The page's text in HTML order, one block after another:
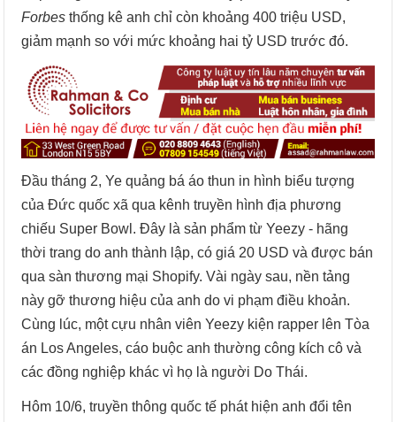
Forbesthống kê anh chỉ còn khoảng 400 triệu USD,
giảm mạnh so với mức khoảng hai tỷ USD trước đó.
Đầu tháng 2, Ye quảng bá áo thun in hình biểu tượng
của Đức quốc xã qua kênh truyền hình địa phương
chiếu Super Bowl. Đây là sản phẩm từ Yeezy - hãng
thời trang do anh thành lập, có giá 20 USD và được bán
qua sàn thương mại Shopify. Vài ngày sau, nền tảng
này gỡ thương hiệu của anh do vi phạm điều khoản.
Cùng lúc, một cựu nhân viên Yeezy kiện rapper lên Tòa
án Los Angeles, cáo buộc anh thường công kích cô và
các đồng nghiệp khác vì họ là người Do Thái.
Hôm 10/6, truyền thông quốc tế phát hiện anh đổi tên